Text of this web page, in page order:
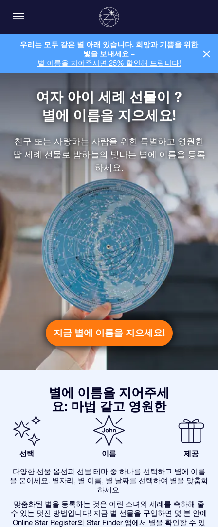
우리는 모두 같은 별 아래 있습니다. 희망과 기쁨을 위한
빛을 보내세요 –
별 이름을 지어주시면 25% 할인해 드립니다!
여자 아이 세례 선물이 ?
별에 이름을 지으세요!
친구 또는 사랑하는 사람을 위한 특별하고 영원한
딸 세례 선물로 밤하늘의 빛나는 별에 이름을 등록
하세요.
지금 별에 이름을 지으세요!
별에 이름을 지어주세
요: 마법 같고 영원한
선택 이름 제공
다양한 선물 옵션과 선물 테마 중 하나를 선택하고 별에 이름
을 붙이세요. 별자리, 별 이름, 별 날짜를 선택하여 별을 맞춤화
하세요.
맞춤화된 별을 등록하는 것은 어린 소녀의 세례를 축하해 줄
수 있는 멋진 방법입니다! 지금 별 선물을 구입하면 몇 분 안에
Online Star Register와 Star Finder 앱에서 별을 확인할 수 있